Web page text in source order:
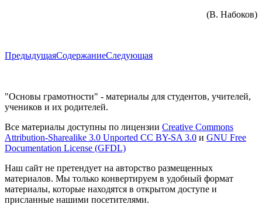
(В. Набоков)
ПредыдущаяСодержаниеСледующая
"Основы грамотности" - материалы для студентов, учителей,
учеников и их родителей.
Все материалы доступны по лицензии Creative Commons
Attribution-Sharealike 3.0 Unported CC BY-SA 3.0 и GNU Free
Documentation License (GFDL)
Наш сайт не претендует на авторство размещенных
материалов. Мы только конвертируем в удобный формат
материалы, которые находятся в открытом доступе и
присланные нашими посетителями.